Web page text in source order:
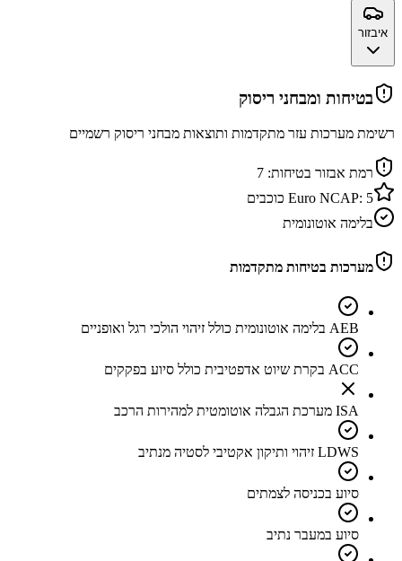
איבזור
בטיחות ומבחני ריסוק
רשימת מערכות עזר מתקדמות ותוצאות מבחני ריסוק רשמיים
רמת אבזור בטיחות: 7
Euro NCAP: 5
כוכבים
בלימה אוטונומית
מערכות בטיחות מתקדמות
AEB בלימה אוטונומית כולל זיהוי הולכי רגל ואופניים
ACC בקרת שיוט אדפטיבית כולל סיוע בפקקים
ISA מערכת הגבלה אוטומטית למהירות הרכב
LDWS זיהוי ותיקון אקטיבי לסטיה מנתיב
סיוע בכניסה לצמתים
סיוע במעבר נתיב